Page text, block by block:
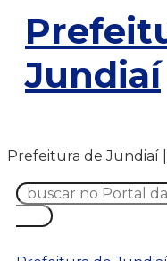
Jundiaí
Prefeitura de Jundiaí